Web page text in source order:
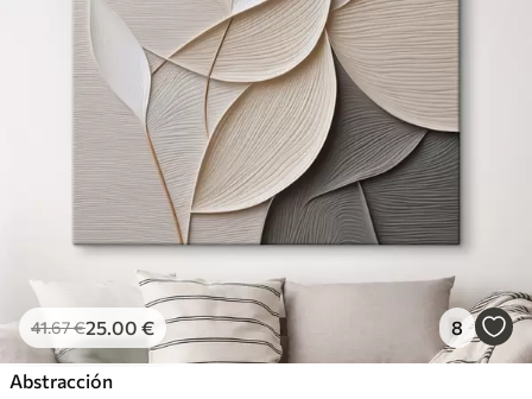
41.67€25.00 € 8
Abstracción